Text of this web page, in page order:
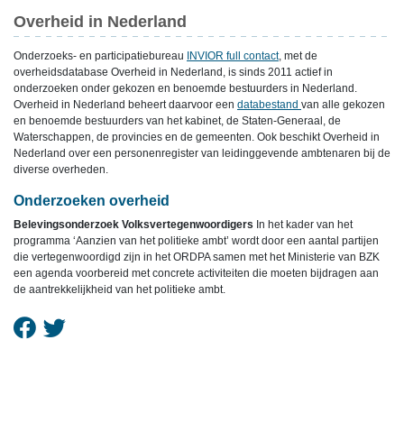
Overheid in Nederland
Onderzoeks- en participatiebureau INVIOR full contact, met de
overheidsdatabase Overheid in Nederland, is sinds 2011 actief in
onderzoeken onder gekozen en benoemde bestuurders in Nederland.
Overheid in Nederland beheert daarvoor een databestand van alle gekozen
en benoemde bestuurders van het kabinet, de Staten-Generaal, de
Waterschappen, de provincies en de gemeenten. Ook beschikt Overheid in
Nederland over een personenregister van leidinggevende ambtenaren bij de
diverse overheden.
Onderzoeken overheid
Belevingsonderzoek Volksvertegenwoordigers In het kader van het
programma ‘Aanzien van het politieke ambt’ wordt door een aantal partijen
die vertegenwoordigd zijn in het ORDPA samen met het Ministerie van BZK
een agenda voorbereid met concrete activiteiten die moeten bijdragen aan
de aantrekkelijkheid van het politieke ambt.